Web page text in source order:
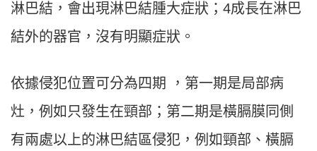
淋巴結，會出現淋巴結腫大症狀；4成長在淋巴
結外的器官，沒有明顯症狀。
依據侵犯位置可分為四期 ，第一期是局部病
灶，例如只發生在頸部；第二期是橫膈膜同側
有兩處以上的淋巴結區侵犯，例如頸部、橫膈